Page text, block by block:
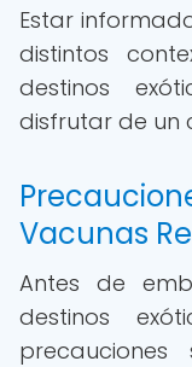
Estar
distintos
destinos
disfrutar de un
Vacunas
Antes de
destinos